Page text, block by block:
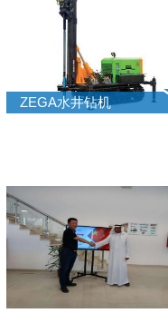
ZEGA水井钻机